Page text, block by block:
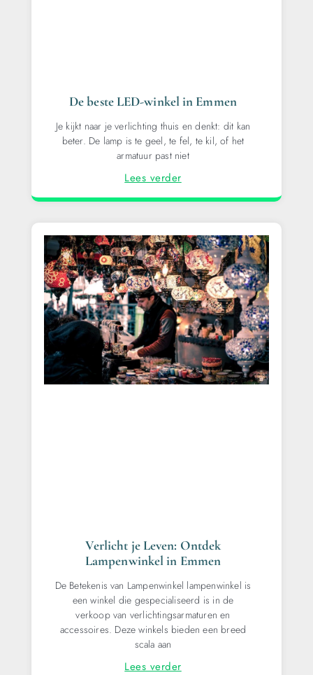
De beste LED-winkel in Emmen
Je kijkt naar je verlichting thuis en denkt: dit kan
beter. De lamp is te geel, te fel, te kil, of het
armatuur past niet
Lees verder
Verlicht je Leven: Ontdek
Lampenwinkel in Emmen
De Betekenis van Lampenwinkel lampenwinkel is
een winkel die gespecialiseerd is in de
verkoop van verlichtingsarmaturen en
accessoires. Deze winkels bieden een breed
scala aan
Lees verder